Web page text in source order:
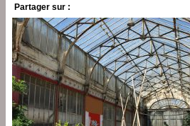
Partager sur :